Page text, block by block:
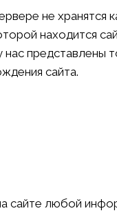
не хранятся
находится
представлены
сайта.
сайте любой